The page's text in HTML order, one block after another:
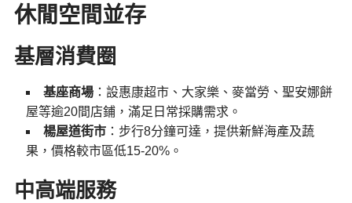
休閒空間並存
基層消費圈
基座商場：設惠康超市、大家樂、麥當勞、聖安娜餅
屋等逾20間店鋪，滿足日常採購需求。
楊屋道街市：步行8分鐘可達，提供新鮮海產及蔬
果，價格較市區低15-20%。
中高端服務